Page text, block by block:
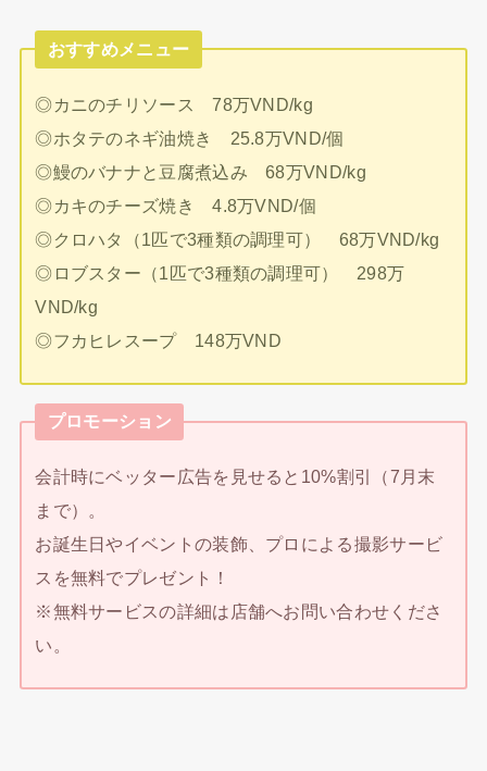
おすすめメニュー
◎カニのチリソース 78万VND/kg
◎ホタテのネギ油焼き 25.8万VND/個
◎鰻のバナナと豆腐煮込み 68万VND/kg
◎カキのチーズ焼き 4.8万VND/個
◎クロハタ（1匹で3種類の調理可） 68万VND/kg
◎ロブスター（1匹で3種類の調理可） 298万
VND/kg
◎フカヒレスープ 148万VND
プロモーション
会計時にベッター広告を見せると10%割引（7月末
まで）。
お誕生日やイベントの装飾、プロによる撮影サービ
スを無料でプレゼント！
※無料サービスの詳細は店舗へお問い合わせくださ
い。